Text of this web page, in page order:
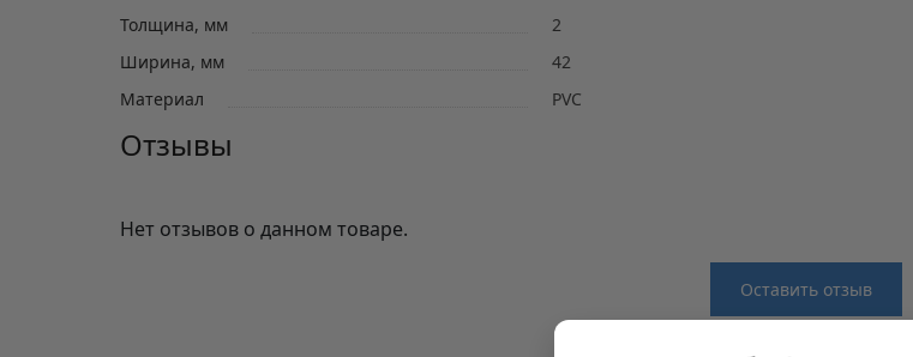
Толщина, мм
2
Ширина, мм
42
Материал
PVC
Отзывы
Нет отзывов о данном товаре.
Оставить отзыв